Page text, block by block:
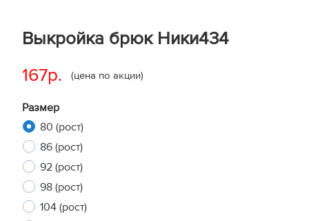
Выкройка брюк Ники434
167р. (цена по акции)
Размер
80 (рост)
86 (рост)
92 (рост)
98 (рост)
104 (рост)